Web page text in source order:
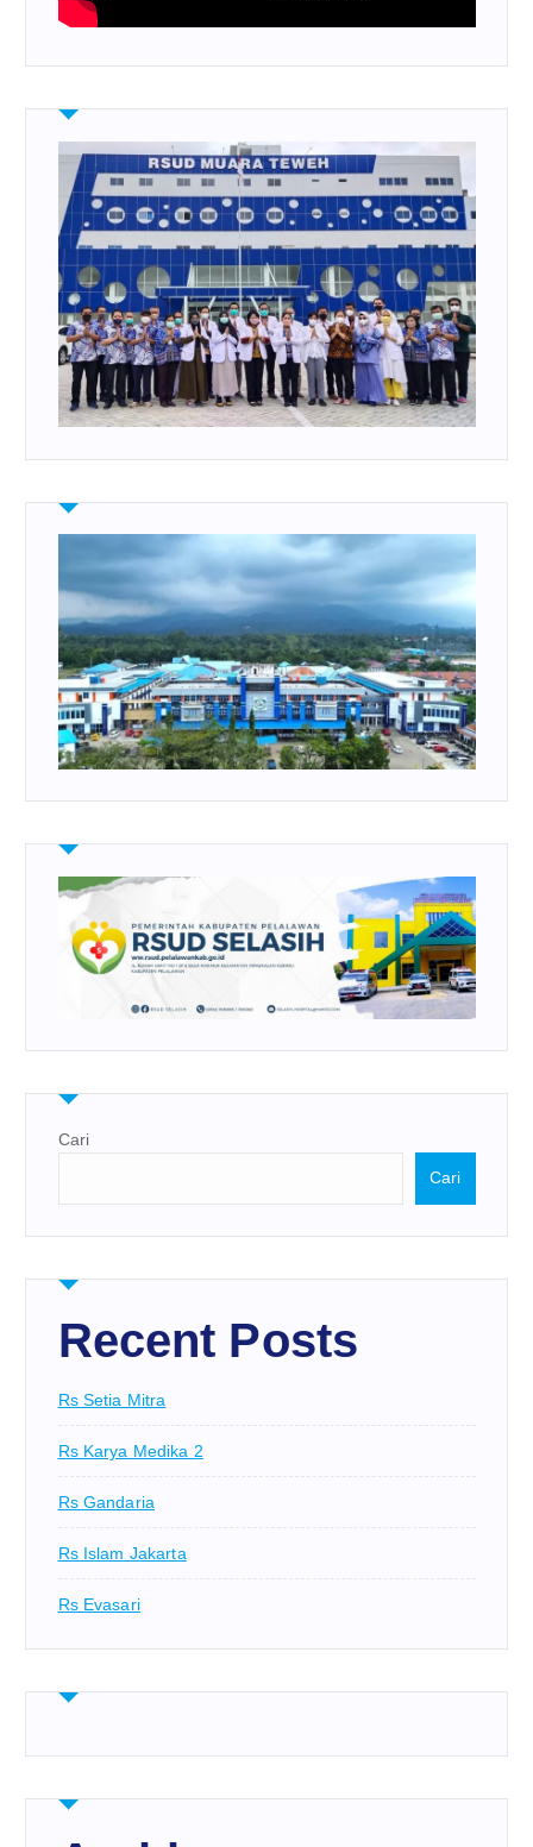
Cari
Cari
Recent Posts
Rs Setia Mitra
Rs Karya Medika 2
Rs Gandaria
Rs Islam Jakarta
Rs Evasari